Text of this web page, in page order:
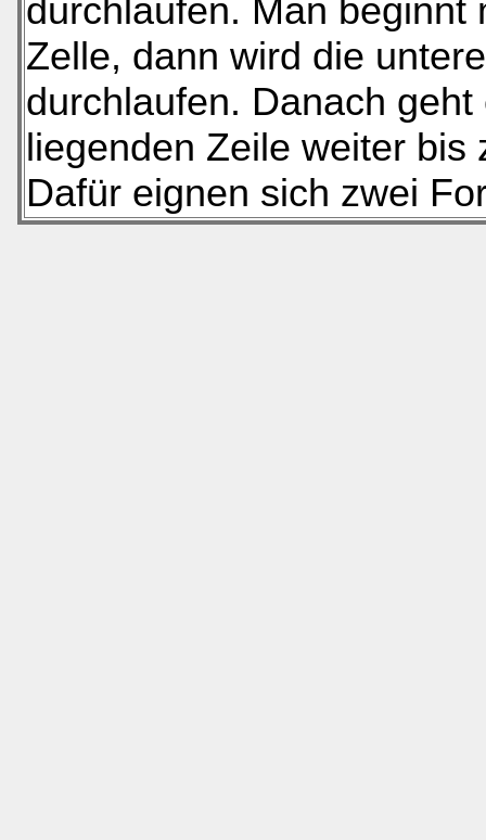
durchlaufen. Man beginnt
Zelle, dann wird die
durchlaufen. Danach
liegenden Zeile weiter bis
Dafür eignen sich zwei